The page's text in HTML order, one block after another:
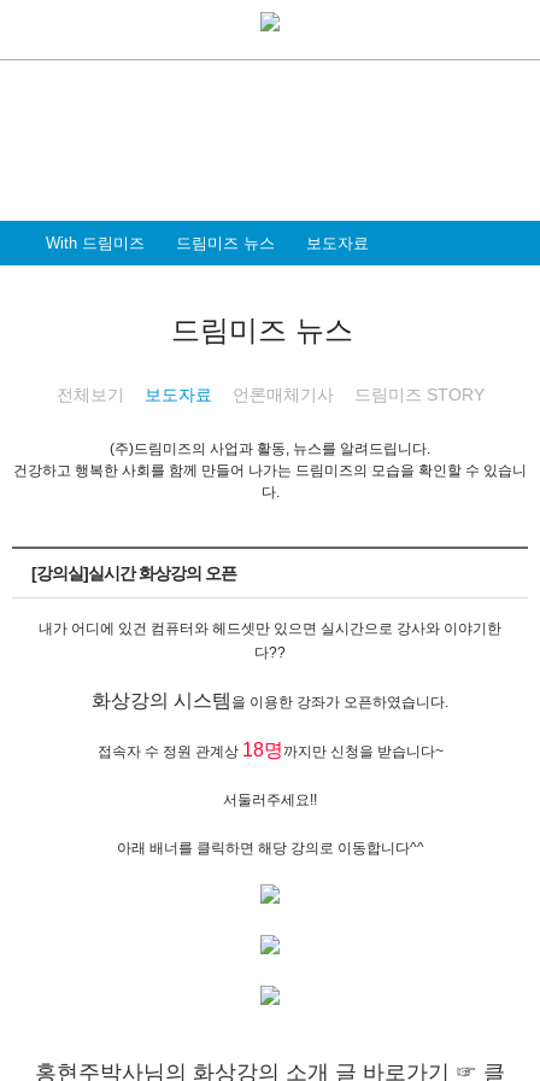
With 드림미즈 드림미즈 뉴스 보도자료
드림미즈 뉴스
전체보기 보도자료 언론매체기사 드림미즈 STORY
(주)드림미즈의 사업과 활동, 뉴스를 알려드립니다.
건강하고 행복한 사회를 함께 만들어 나가는 드림미즈의 모습을 확인할 수 있습니
다.
[강의실]실시간 화상강의 오픈
내가 어디에 있건 컴퓨터와 헤드셋만 있으면 실시간으로 강사와 이야기한
다??
화상강의 시스템 을 이용한 강좌가 오픈하였습니다.
접속자 수 정원 관계상 18명까지만 신청을 받습니다~
서둘러주세요!!
아래 배너를 클릭하면 해당 강의로 이동합니다^^
홍현주박사님의 화상강의 소개 글 바로가기 ☞ 클